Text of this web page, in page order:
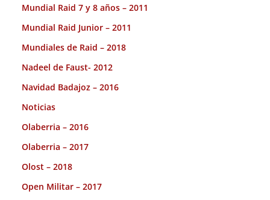
Mundial Raid 7 y 8 años – 2011
Mundial Raid Junior – 2011
Mundiales de Raid – 2018
Nadeel de Faust- 2012
Navidad Badajoz – 2016
Noticias
Olaberria – 2016
Olaberria – 2017
Olost – 2018
Open Militar – 2017